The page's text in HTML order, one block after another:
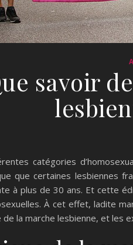
savoir
catégories
que certaines lesbiennes
à plus de 30 ans. Et cette
À cet effet, ladite
de la marche lesbienne, et les